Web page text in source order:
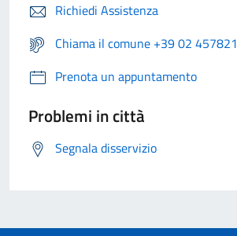
Richiedi Assistenza
Chiama il comune +39 02 457821
Prenota un appuntamento
Problemi in città
Segnala disservizio